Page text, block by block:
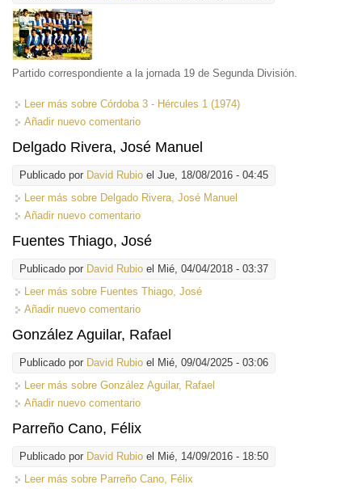
Partido correspondiente a la jornada 19 de Segunda División.
Leer más sobre Córdoba 3 - Hércules 1 (1974)
Añadir nuevo comentario
Delgado Rivera, José Manuel
Publicado por David Rubio el Jue, 18/08/2016 - 04:45
Leer más sobre Delgado Rivera, José Manuel
Añadir nuevo comentario
Fuentes Thiago, José
Publicado por David Rubio el Mié, 04/04/2018 - 03:37
Leer más sobre Fuentes Thiago, José
Añadir nuevo comentario
González Aguilar, Rafael
Publicado por David Rubio el Mié, 09/04/2025 - 03:06
Leer más sobre González Aguilar, Rafael
Añadir nuevo comentario
Parreño Cano, Félix
Publicado por David Rubio el Mié, 14/09/2016 - 18:50
Leer más sobre Parreño Cano, Félix